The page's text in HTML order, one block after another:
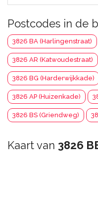
Postcodes in de
3826 BA (Harlingenstraat)
3826 AR (Katwoudestraat)
3826 BG (Harderwijkkade)
3826 AP (Huizenkade)
3826 BS (Griendweg)
Kaart van 3826